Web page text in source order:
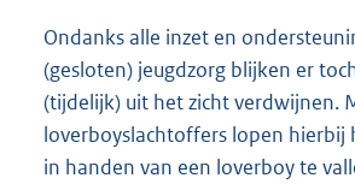
Ondanks alle inzet en
(gesloten) jeugdzorg blijken er
(tijdelijk) uit het zicht verdwijnen.
loverboyslachtoffers lopen hierbij
in handen van een loverboy te